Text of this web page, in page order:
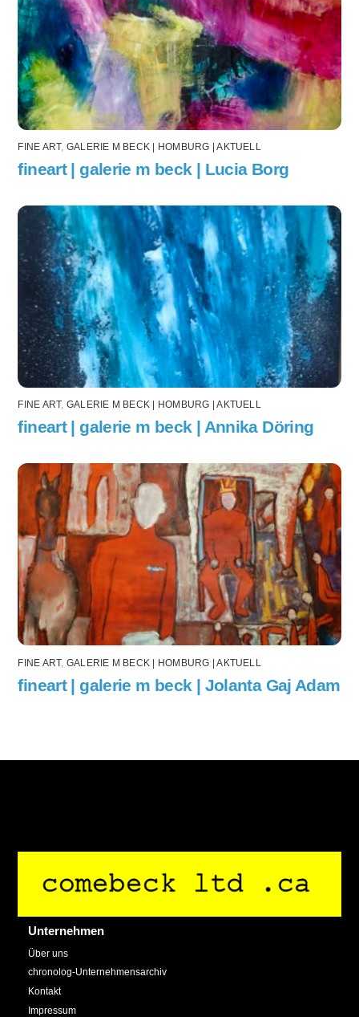
FINE ART, GALERIE M BECK | HOMBURG | AKTUELL
fineart | galerie m beck | Lucia Borg
FINE ART, GALERIE M BECK | HOMBURG | AKTUELL
fineart | galerie m beck | Annika Döring
FINE ART, GALERIE M BECK | HOMBURG | AKTUELL
fineart | galerie m beck | Jolanta Gaj Adam
Back
Unternehmen
Über uns
chronolog-Unternehmensarchiv
Kontakt
Impressum